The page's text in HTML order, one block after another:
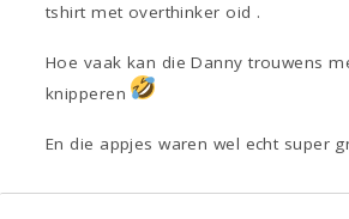
tshirt met overthinker oid .
Hoe vaak kan die Danny trouwens
knipperen
En die appjes waren wel echt super